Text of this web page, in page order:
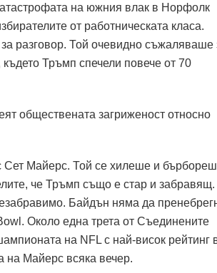
на южния влак в Норфолк
от работническата класа.
разговор. Той очевидно съжаляваше
Тръмп спечели повече от 70
обществената загриженост относно
Сет Майерс. Той се хилеше и
че Тръмп също е стар и забравящ.
Байдън няма да
Около една трета от Съединените
на NFL с най-висок рейтинг
на Майерс всяка вечер.